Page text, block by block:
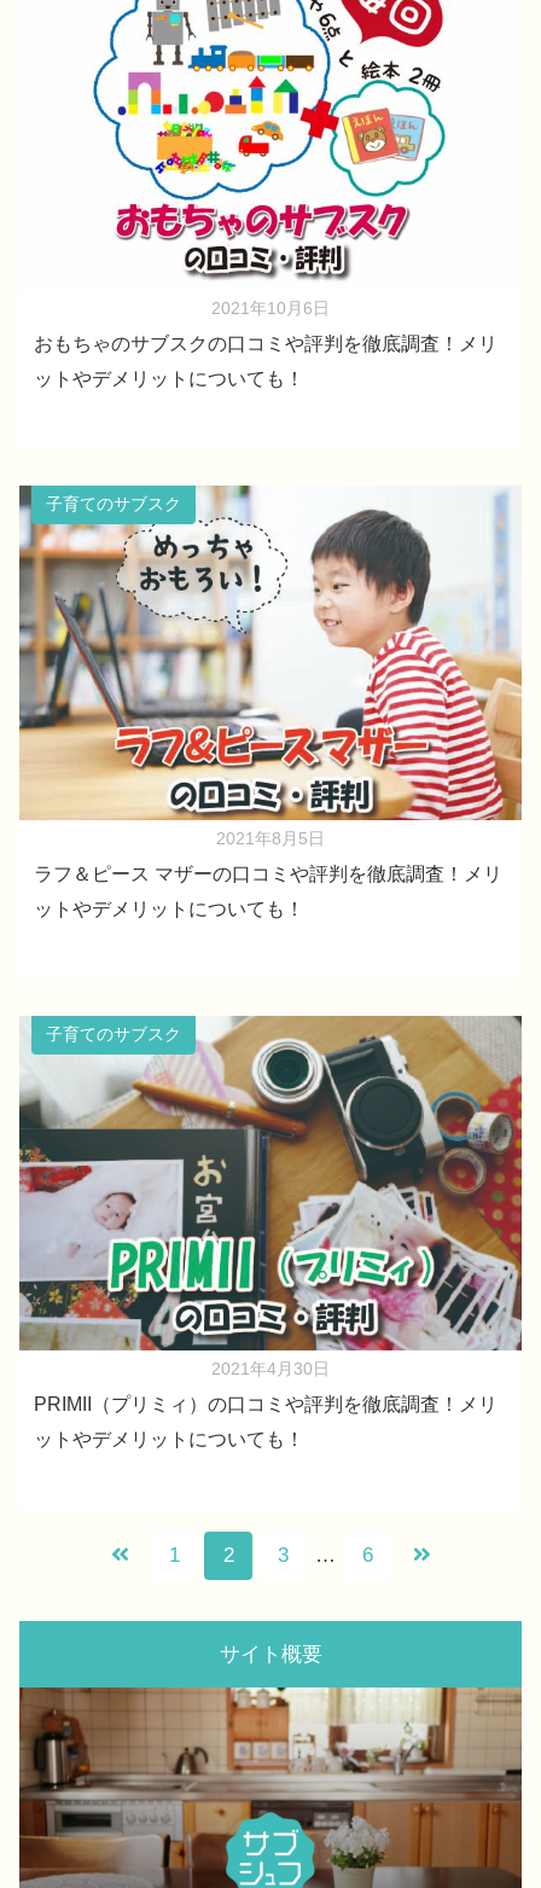
2021年10月6日
おもちゃのサブスクの口コミや評判を徹底調査！メリ
ットやデメリットについても！
子育てのサブスク
2021年8月5日
ラフ＆ピース マザーの口コミや評判を徹底調査！メリ
ットやデメリットについても！
子育てのサブスク
2021年4月30日
PRIMII（プリミィ）の口コミや評判を徹底調査！メリ
ットやデメリットについても！
1 2 3 … 6
サイト概要